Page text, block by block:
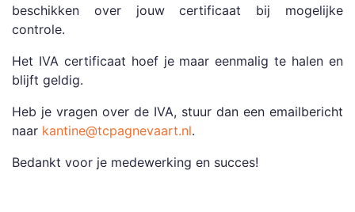
beschikken over jouw certificaat bij mogelijke
controle.
Het IVA certificaat hoef je maar eenmalig te halen en
blijft geldig.
Heb je vragen over de IVA, stuur dan een emailbericht
naar kantine@tcpagnevaart.nl.
Bedankt voor je medewerking en succes!